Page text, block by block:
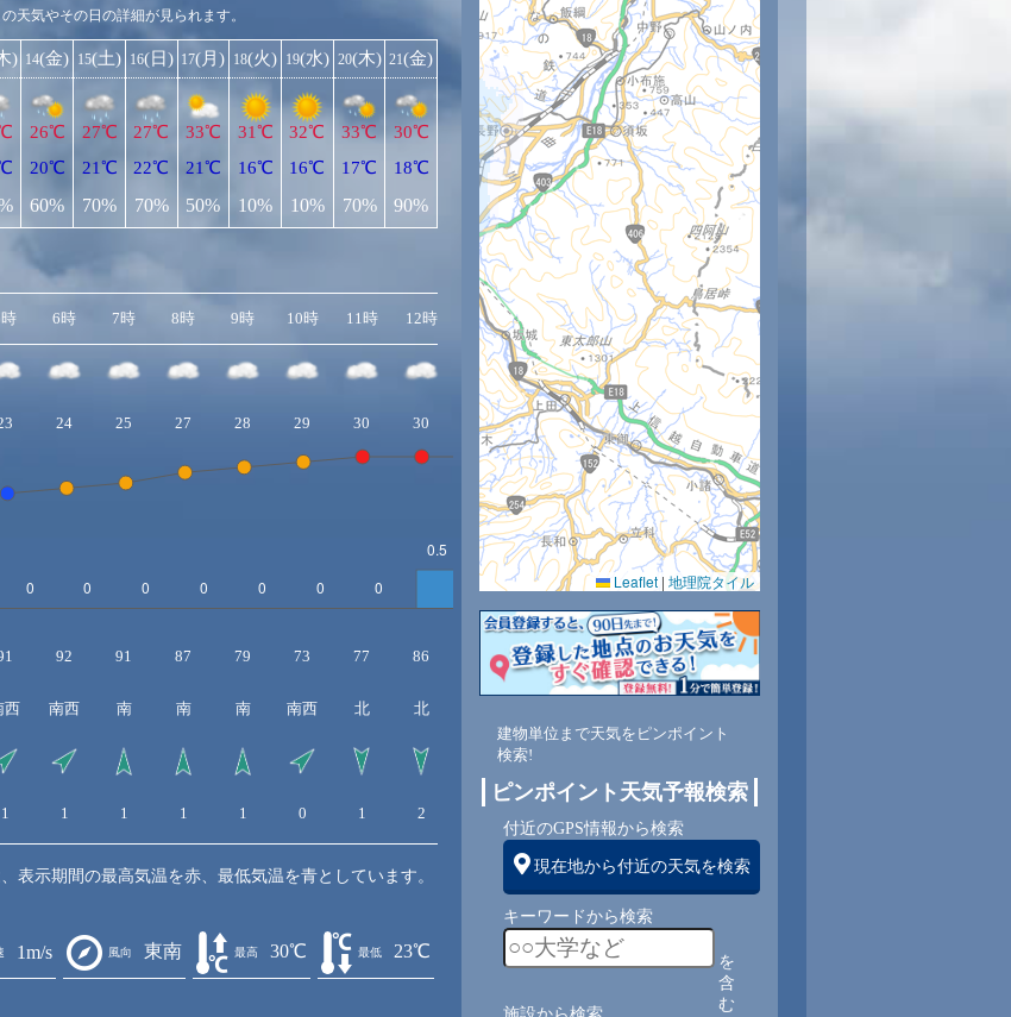
天気やその日の詳細が見られます。
) 14(金)
26℃
20℃
60%
15(土)
27℃
21℃
70%
16(日)
27℃
22℃
70%
17(月)
33℃
21℃
50%
18(火)
31℃
16℃
10%
19(水)
32℃
16℃
10%
20(木)
33℃
17℃
70%
21(金)
30℃
18℃
90%
6時 7時 8時 9時 10時 11時 12時 13時 14時 15時 16時 17時
24 25 27 28 29 30 30 30 30 30 29
92 91 87 79 73 77 86 81 78 80 82
西 南西 南 南 南 南西 北 北
1 1 1 1 1 0 1 2 2
表示期間の最高気温を赤、最低気温を青としています。
1m/s 風向 東南 最高 30℃ 最低 23℃
Leaflet | 地理院タイル
建物単位まで天気をピンポイント
検索!
ピンポイント天気予報検索
付近のGPS情報から検索
現在地から付近の天気を検索
キーワードから検索
を
含
む